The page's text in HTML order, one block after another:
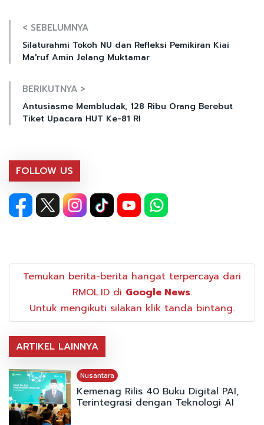
< SEBELUMNYA
Silaturahmi Tokoh NU dan Refleksi Pemikiran Kiai
Ma'ruf Amin Jelang Muktamar
BERIKUTNYA >
Antusiasme Membludak, 128 Ribu Orang Berebut
Tiket Upacara HUT Ke-81 RI
FOLLOW US
Temukan berita-berita hangat terpercaya dari
RMOL.ID di Google News.
Untuk mengikuti silakan klik tanda bintang.
ARTIKEL LAINNYA
Nusantara
Kemenag Rilis 40 Buku Digital PAI,
Terintegrasi dengan Teknologi AI